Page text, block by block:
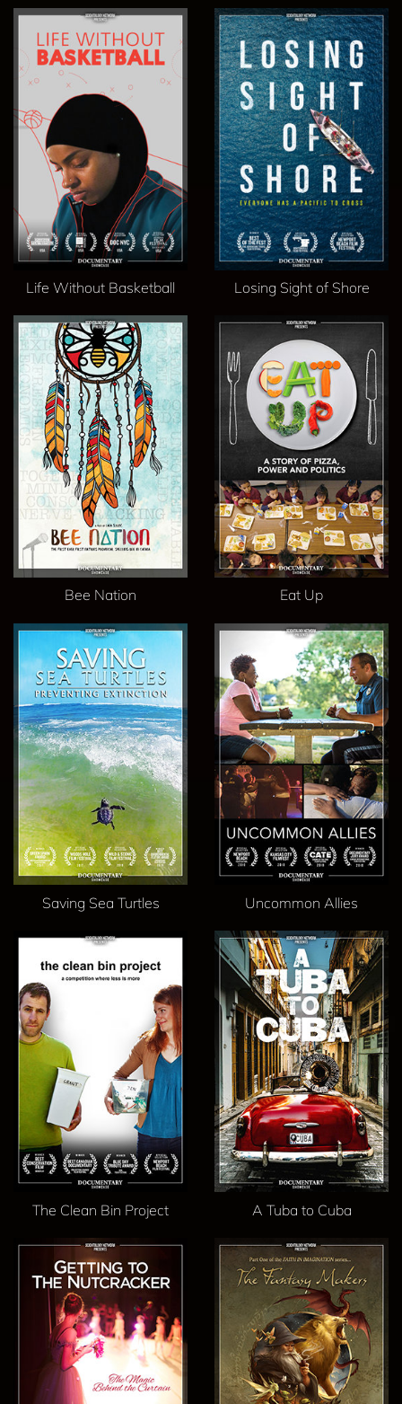
Life Without Basketball Losing Sight of Shore
Bee Nation Eat Up
Saving Sea Turtles Uncommon Allies
The Clean Bin Project A Tuba to Cuba